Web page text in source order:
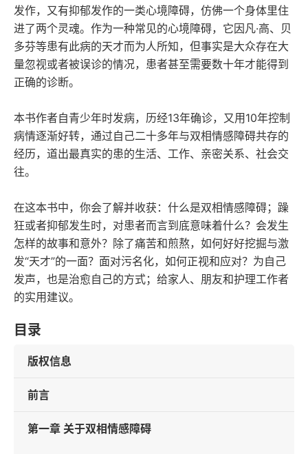
发作，又有抑郁发作的一类心境障碍，仿佛一个身体里住
进了两个灵魂。作为一种常见的心境障碍，它因凡·高、贝
多芬等患有此病的天才而为人所知，但事实是大众存在大
量忽视或者被误诊的情况，患者甚至需要数十年才能得到
正确的诊断。
本书作者自青少年时发病，历经13年确诊，又用10年控制
病情逐渐好转，通过自己二十多年与双相情感障碍共存的
经历，道出最真实的患的生活、工作、亲密关系、社会交
往。
在这本书中，你会了解并收获：什么是双相情感障碍；躁
狂或者抑郁发生时，对患者而言到底意味着什么？会发生
怎样的故事和意外？除了痛苦和煎熬，如何好好挖掘与激
发“天才”的一面？面对污名化，如何正视和应对？为自己
发声，也是治愈自己的方式；给家人、朋友和护理工作者
的实用建议。
目录
版权信息
前言
第一章 关于双相情感障碍